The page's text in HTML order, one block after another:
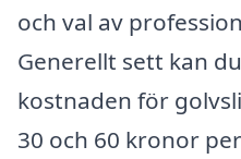
och val av
Generellt sett kan
kostnaden för
30 och 60 kronor